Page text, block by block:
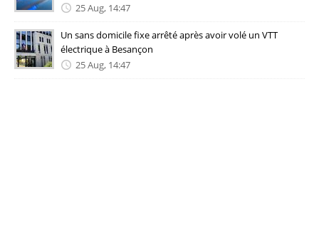
25 Aug, 14:47
Un sans domicile fixe arrêté après avoir volé un VTT
électrique à Besançon
25 Aug, 14:47